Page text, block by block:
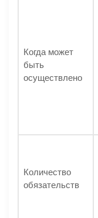
Когда может
быть
осуществлено
Количество
обязательств